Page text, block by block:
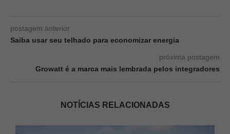
postagem anterior
Saiba usar seu telhado para economizar energia
próxima postagem
Growatt é a marca mais lembrada pelos integradores
NOTÍCIAS RELACIONADAS